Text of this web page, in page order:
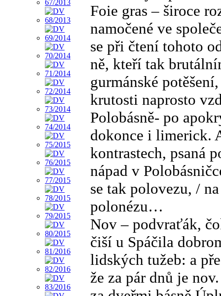
Foie gras – široce
namočené ve
se při čtení tohoto
ně, kteří tak
gurmánské
krutosti naprosto
Polobásně- po
dokonce i limerick.
kontrastech, psaná
nápad v
se tak polovezu, /
polonézu…
Nov – podvraťák,
čiší u Spáčila
lidských tužeb: a
že za pár dnů je